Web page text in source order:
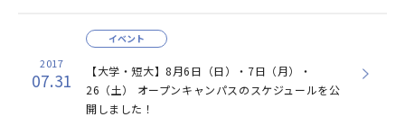
2017
07.31
【大学・短大】8月6日（日）・7日（月）・
26（土） オープンキャンパスのスケジュールを公
開しました！
イベント